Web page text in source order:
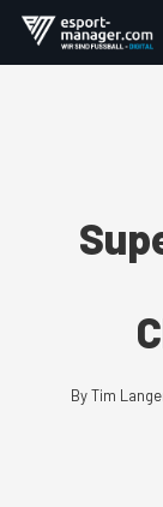
Skip
ByTim